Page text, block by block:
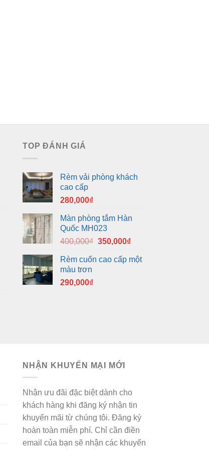
TOP ĐÁNH GIÁ
Rèm vải phòng khách
cao cấp
280,000₫
Màn phòng tắm Hàn
Quốc MH023
400,000₫ Giá
là:
350,000₫Giá
tại
Rèm cuốn cao cấp một
màu trơn
290,000₫
NHẬN KHUYẾN MẠI MỚI
Nhận ưu đãi đặc biệt dành cho
khách hàng khi đăng ký nhận tin
khuyến mãi từ chúng tôi. Đăng ký
hoàn toàn miễn phí. Chỉ cần điền
email của bạn sẽ nhận các khuyến